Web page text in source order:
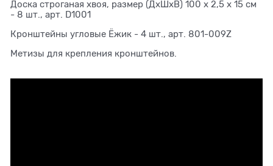
Доска строганая хвоя, размер (ДхШхВ) 100 х 2,5 х 15 см
- 8 шт., арт. D1001
Кронштейны угловые Ёжик - 4 шт., арт. 801-009Z
Метизы для крепления кронштейнов.